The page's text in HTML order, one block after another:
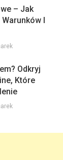
– Jak
I
Odkryj
Które